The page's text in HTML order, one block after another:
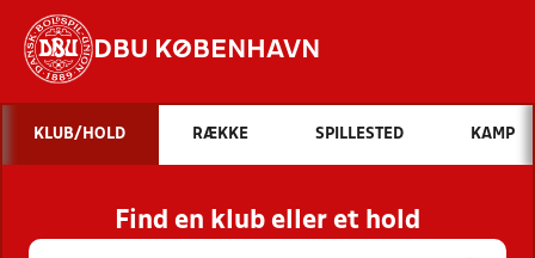
DBU KØBENHAVN
Hvad vil du søge efter?
INDHOLD OG NYHEDER
STILLINGER, RESULTATER, KLUBBER OG
HOLD
KLUB/HOLD RÆKKE SPILLESTED KAMP
Find en klub eller et hold